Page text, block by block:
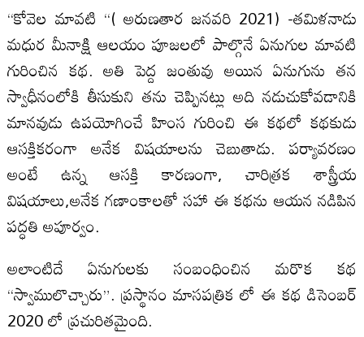
“కోవెల మావటి “( అరుణతార జనవరి 2021) -తమిళనాడు
మధుర మీనాక్షి ఆలయం పూజలలో పాల్గొనే ఏనుగుల మావటి
గురించిన కథ. అతి పెద్ద జంతువు అయిన ఏనుగును తన
స్వాధీనంలోకి తీసుకుని తను చెప్పినట్లు అది నడుచుకోవడానికి
మానవుడు ఉపయోగించే హింస గురించి ఈ కథలో కథకుడు
ఆసక్తికరంగా అనేక విషయాలను చెబుతాడు. పర్యావరణం
అంటే ఉన్న ఆసక్తి కారణంగా, చారిత్రక శాస్త్రీయ
విషయాలు,అనేక గణాంకాలతో సహా ఈ కథను ఆయన నడిపిన
పద్ధతి అపూర్వం.
అలాంటిదే ఏనుగులకు సంబంధించిన మరొక కథ
“స్వాములొచ్చారు”. ప్రస్థానం మాసపత్రిక లో ఈ కథ డిసెంబర్
2020 లో ప్రచురితమైంది.